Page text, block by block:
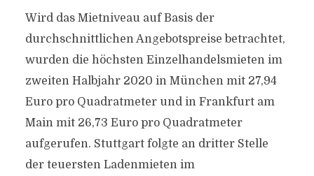
Wird das Mietniveau auf Basis der
durchschnittlichen Angebotspreise betrachtet,
wurden die höchsten Einzelhandelsmieten im
zweiten Halbjahr 2020 in München mit 27,94
Euro pro Quadratmeter und in Frankfurt am
Main mit 26,73 Euro pro Quadratmeter
aufgerufen. Stuttgart folgte an dritter Stelle
der teuersten Ladenmieten im